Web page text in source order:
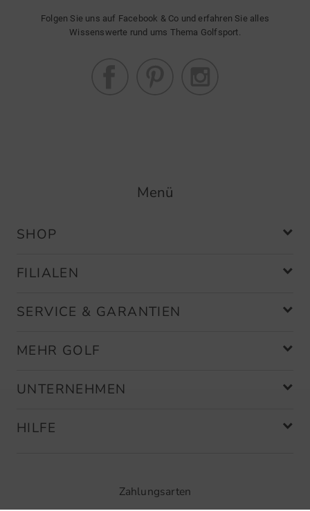
Folgen Sie uns auf Facebook & Co und erfahren Sie alles
Wissenswerte rund ums Thema Golfsport.
Menü
SHOP
FILIALEN
SERVICE & GARANTIEN
MEHR GOLF
UNTERNEHMEN
HILFE
Zahlungsarten